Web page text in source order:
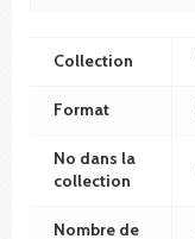
Collection
Format
No dans la
collection
Nombre de